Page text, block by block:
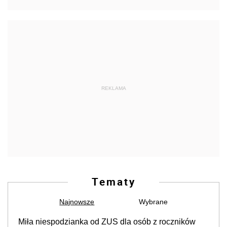
REKLAMA
Tematy
Najnowsze Wybrane
Miła niespodzianka od ZUS dla osób z roczników